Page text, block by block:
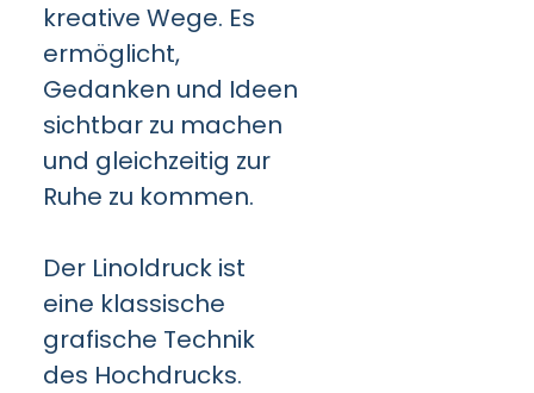
kreative Wege. Es
ermöglicht,
Gedanken und Ideen
sichtbar zu machen
und gleichzeitig zur
Ruhe zu kommen.
Der Linoldruck ist
eine klassische
grafische Technik
des Hochdrucks.